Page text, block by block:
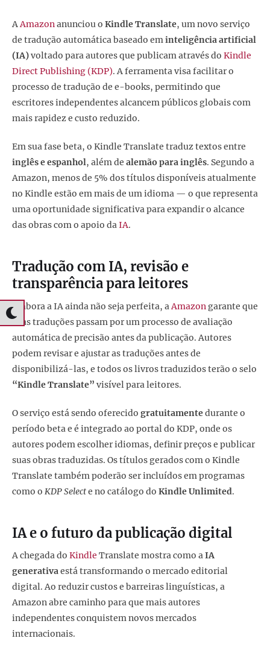
AAmazonanunciou o Kindle Translate, um novo serviço
de tradução automática baseado eminteligência artificial
(IA)voltado para autores que publicam através do Kindle
Direct Publishing (KDP). A ferramenta visa facilitar o
processo de tradução de e-books, permitindo que
escritores independentes alcancem públicos globais com
mais rapidez e custo reduzido.
Em sua fase beta, o Kindle Translate traduz textos entre
inglês e espanhol, além de alemão para inglês. Segundo a
Amazon, menos de 5% dos títulos disponíveis atualmente
no Kindle estão em mais de um idioma — o que representa
uma oportunidade significativa para expandir o alcance
das obras com o apoio daIA.
Tradução com IA, revisão e
transparência para leitores
Embora a IA ainda não seja perfeita, aAmazon garante que
suas traduções passam por um processo de avaliação
automática de precisão antes da publicação. Autores
podem revisar e ajustar as traduções antes de
disponibilizá-las, e todos os livros traduzidos terão o selo
“Kindle Translate” visível para leitores.
O serviço está sendo oferecido gratuitamentedurante o
período beta e é integrado ao portal do KDP, onde os
autores podem escolher idiomas, definir preços e publicar
suas obras traduzidas. Os títulos gerados com o Kindle
Translate também poderão ser incluídos em programas
como o KDP Selecte no catálogo do Kindle Unlimited.
IA e o futuro da publicação digital
A chegada do Kindle Translate mostra como aIA
generativaestá transformando o mercado editorial
digital. Ao reduzir custos e barreiras linguísticas, a
Amazon abre caminho para que mais autores
independentes conquistem novos mercados
internacionais.